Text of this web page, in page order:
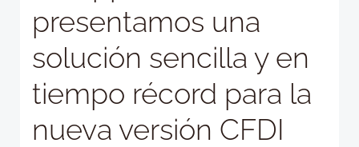
presentamos una
solución sencilla y en
tiempo récord para la
nueva versión CFDI